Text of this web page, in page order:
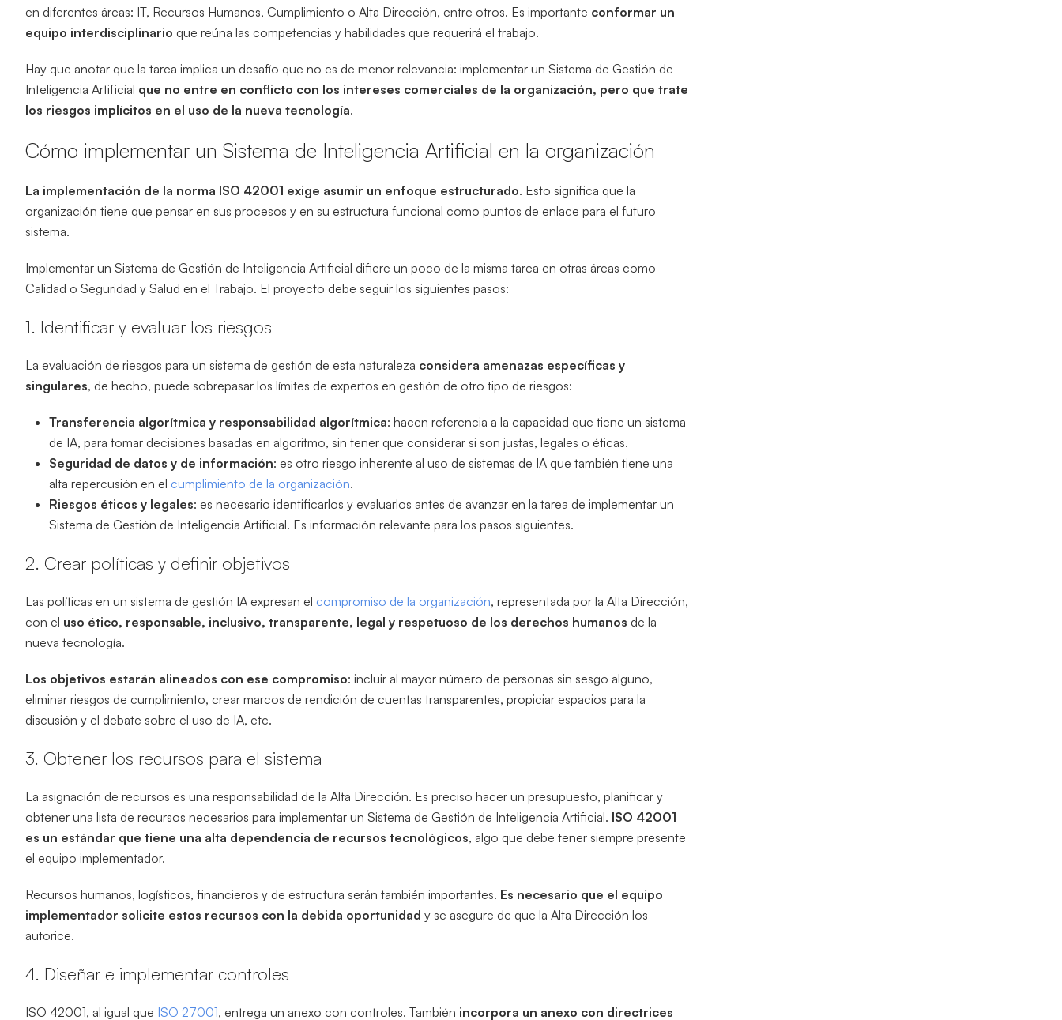
en diferentes áreas: IT, Recursos Humanos, Cumplimiento o Alta Dirección, entre otros. Es importante conformar un
equipo interdisciplinario que reúna las competencias y habilidades que requerirá el trabajo.
Hay que anotar que la tarea implica un desafío que no es de menor relevancia: implementar un Sistema de Gestión de
Inteligencia Artificial que no entre en conflicto con los intereses comerciales de la organización, pero que trate
los riesgos implícitos en el uso de la nueva tecnología.
Cómo implementar un Sistema de Inteligencia Artificial en la organización
La implementación de la norma ISO 42001 exige asumir un enfoque estructurado. Esto significa que la
organización tiene que pensar en sus procesos y en su estructura funcional como puntos de enlace para el futuro
sistema.
Implementar un Sistema de Gestión de Inteligencia Artificial difiere un poco de la misma tarea en otras áreas como
Calidad o Seguridad y Salud en el Trabajo. El proyecto debe seguir los siguientes pasos:
1. Identificar y evaluar los riesgos
La evaluación de riesgos para un sistema de gestión de esta naturaleza considera amenazas específicas y
singulares, de hecho, puede sobrepasar los límites de expertos en gestión de otro tipo de riesgos:
Transferencia algorítmica y responsabilidad algorítmica: hacen referencia a la capacidad que tiene un sistema
de IA, para tomar decisiones basadas en algoritmo, sin tener que considerar si son justas, legales o éticas.
Seguridad de datos y de información: es otro riesgo inherente al uso de sistemas de IA que también tiene una
alta repercusión en el cumplimiento de la organización.
Riesgos éticos y legales: es necesario identificarlos y evaluarlos antes de avanzar en la tarea de implementar un
Sistema de Gestión de Inteligencia Artificial. Es información relevante para los pasos siguientes.
2. Crear políticas y definir objetivos
Las políticas en un sistema de gestión IA expresan el compromiso de la organización, representada por la Alta Dirección,
con el uso ético, responsable, inclusivo, transparente, legal y respetuoso de los derechos humanos de la
nueva tecnología.
Los objetivos estarán alineados con ese compromiso: incluir al mayor número de personas sin sesgo alguno,
eliminar riesgos de cumplimiento, crear marcos de rendición de cuentas transparentes, propiciar espacios para la
discusión y el debate sobre el uso de IA, etc.
3. Obtener los recursos para el sistema
La asignación de recursos es una responsabilidad de la Alta Dirección. Es preciso hacer un presupuesto, planificar y
obtener una lista de recursos necesarios para implementar un Sistema de Gestión de Inteligencia Artificial. ISO 42001
es un estándar que tiene una alta dependencia de recursos tecnológicos, algo que debe tener siempre presente
el equipo implementador.
Recursos humanos, logísticos, financieros y de estructura serán también importantes. Es necesario que el equipo
implementador solicite estos recursos con la debida oportunidad y se asegure de que la Alta Dirección los
autorice.
4. Diseñar e implementar controles
ISO 42001, al igual que ISO 27001, entrega un anexo con controles. También incorpora un anexo con directrices